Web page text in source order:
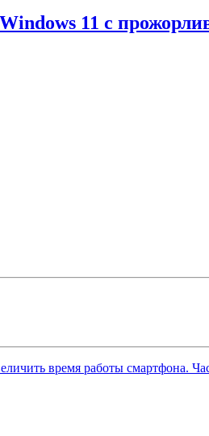
11 с
время работы смартфона.